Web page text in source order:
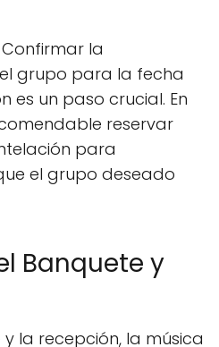
Confirmar la
grupo para la fecha
es un paso crucial. En
reservar
para
el grupo deseado
Banquete y
la recepción, la música